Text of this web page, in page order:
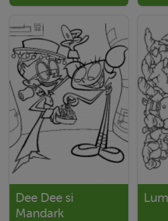
Dee Dee si
Mandark